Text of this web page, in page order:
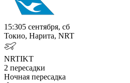
15:305 сентября, сб
Токио, Нарита, NRT
NRTIKT
2 пересадки
Ночная пересадка